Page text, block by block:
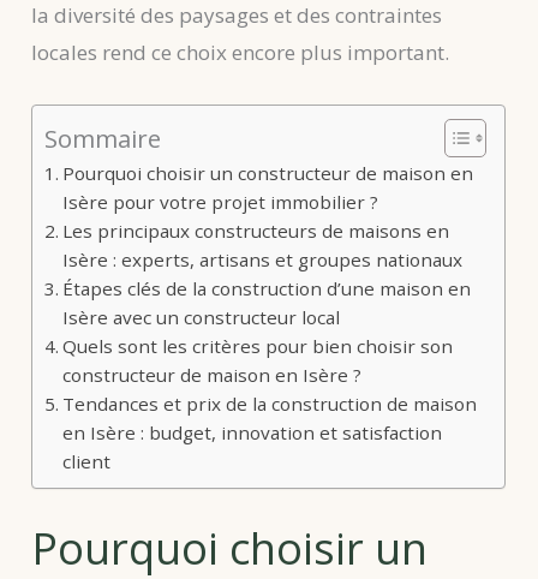
la diversité des paysages et des contraintes
locales rend ce choix encore plus important.
Sommaire
Pourquoi choisir un constructeur de maison en
Isère pour votre projet immobilier ?
Les principaux constructeurs de maisons en
Isère : experts, artisans et groupes nationaux
Étapes clés de la construction d’une maison en
Isère avec un constructeur local
Quels sont les critères pour bien choisir son
constructeur de maison en Isère ?
Tendances et prix de la construction de maison
en Isère : budget, innovation et satisfaction
client
Pourquoi choisir un